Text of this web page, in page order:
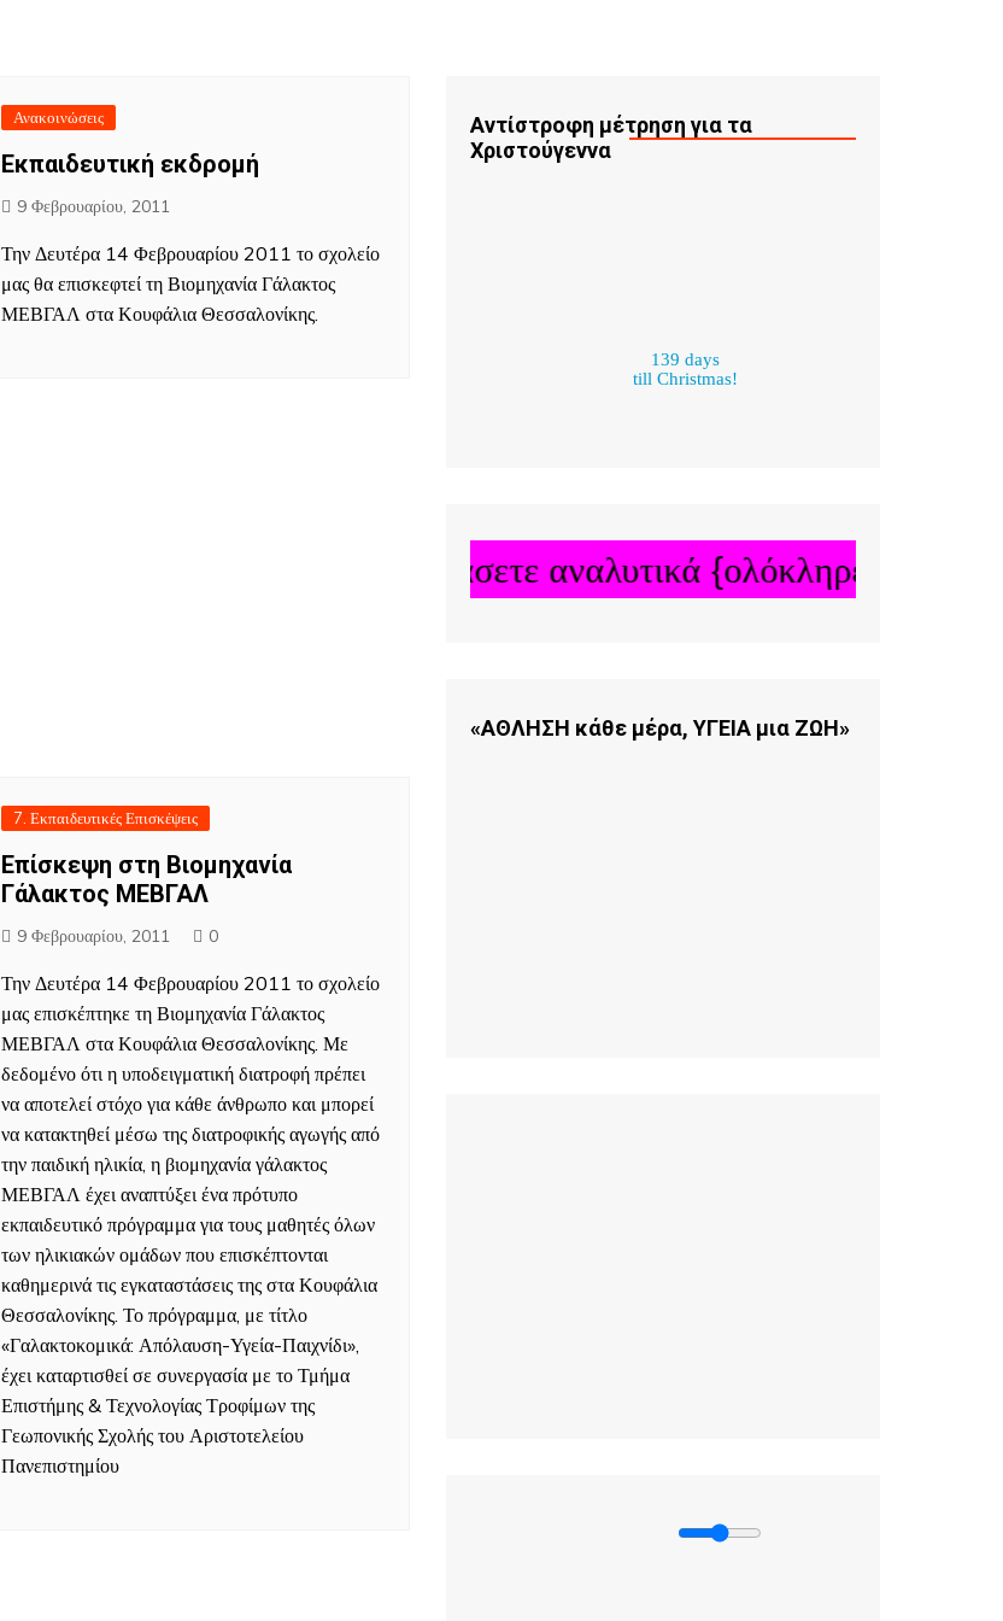
Ανακοινώσεις
Εκπαιδευτική εκδρομή
9 Φεβρουαρίου, 2011
Την Δευτέρα 14 Φεβρουαρίου 2011 το σχολείο
μας θα επισκεφτεί τη Βιομηχανία Γάλακτος
ΜΕΒΓΑΛ στα Κουφάλια Θεσσαλονίκης.
7. Εκπαιδευτικές Επισκέψεις
Επίσκεψη στη Βιομηχανία
Γάλακτος ΜΕΒΓΑΛ
9 Φεβρουαρίου, 2011 0
Την Δευτέρα 14 Φεβρουαρίου 2011 το σχολείο
μας επισκέπτηκε τη Βιομηχανία Γάλακτος
ΜΕΒΓΑΛ στα Κουφάλια Θεσσαλονίκης. Με
δεδομένο ότι η υποδειγματική διατροφή πρέπει
να αποτελεί στόχο για κάθε άνθρωπο και μπορεί
να κατακτηθεί μέσω της διατροφικής αγωγής από
την παιδική ηλικία, η βιομηχανία γάλακτος
ΜΕΒΓΑΛ έχει αναπτύξει ένα πρότυπο
εκπαιδευτικό πρόγραμμα για τους μαθητές όλων
των ηλικιακών ομάδων που επισκέπτονται
καθημερινά τις εγκαταστάσεις της στα Κουφάλια
Θεσσαλονίκης. Το πρόγραμμα, με τίτλο
«Γαλακτοκομικά: Απόλαυση-Υγεία-Παιχνίδι»,
έχει καταρτισθεί σε συνεργασία με το Τμήμα
Επιστήμης & Τεχνολογίας Τροφίμων της
Γεωπονικής Σχολής του Αριστοτελείου
Πανεπιστημίου
Αντίστροφη μέτρηση για τα
Χριστούγεννα
139 days
till Christmas!
Για να διαβάσετε αναλυτικά {ολόκληρες} τις
«ΑΘΛΗΣΗ κάθε μέρα, ΥΓΕΙΑ μια ΖΩΗ»